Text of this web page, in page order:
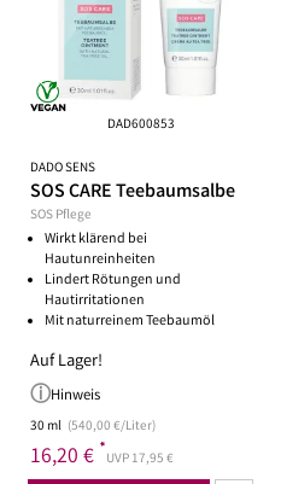
DAD600853
DADO SENS
SOS CARE Teebaumsalbe
SOS Pflege
Wirkt klärend bei
Hautunreinheiten
Lindert Rötungen und
Hautirritationen
Mit naturreinem Teebaumöl
Auf Lager!
Hinweis
30 ml (540,00 €/Liter)
16,20 € *UVP 17,95 €